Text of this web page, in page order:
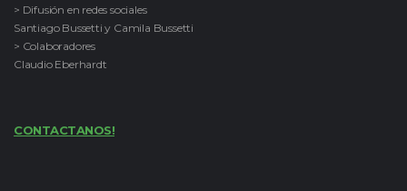
> Difusión en redes sociales
Santiago Bussetti y Camila Bussetti
> Colaboradores
Claudio Eberhardt
CONTACTANOS!